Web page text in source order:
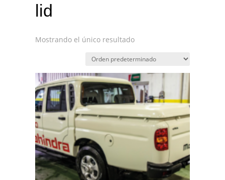
lid
Mostrando el único resultado